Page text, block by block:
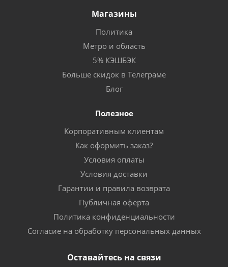
Магазины
Политика
Метро и область
5% КЭШБЭК
Больше скидок в Телеграме
Блог
Полезное
Корпоративным клиентам
Как оформить заказ?
Условия оплаты
Условия доставки
Гарантии и правила возврата
Публичная оферта
Политика конфиденциальности
Согласие на обработку персональных данных
Оставайтесь на связи